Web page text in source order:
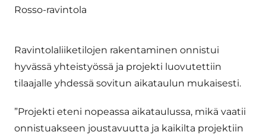
Rosso-ravintola
Ravintolaliiketilojen rakentaminen onnistui
hyvässä yhteistyössä ja projekti luovutettiin
tilaajalle yhdessä sovitun aikataulun mukaisesti.
”Projekti eteni nopeassa aikataulussa, mikä vaatii
onnistuakseen joustavuutta ja kaikilta projektiin